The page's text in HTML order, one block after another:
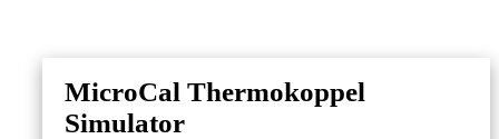
MicroCal Thermokoppel
Simulator